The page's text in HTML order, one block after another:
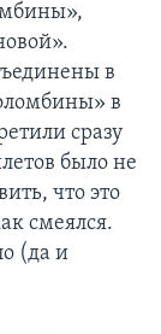
в
в
сразу
было не
что это
смеялся.
(да и